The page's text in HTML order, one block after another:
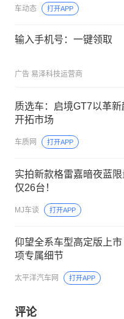
车动态 打开APP
输入手机号：一键领取
广告 易泽科技运营商
质选车：启境GT7以革
开拓市场
车质网 打开APP
实拍新款格雷嘉暗夜蓝
仅26台！
MJ车谈 打开APP
仰望全系车型高定版上
项专属细节
太平洋汽车网 打开APP
评论